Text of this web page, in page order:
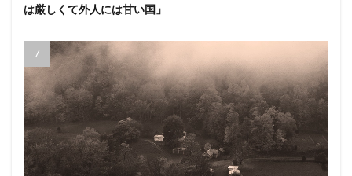
は厳しくて外人には甘い国」